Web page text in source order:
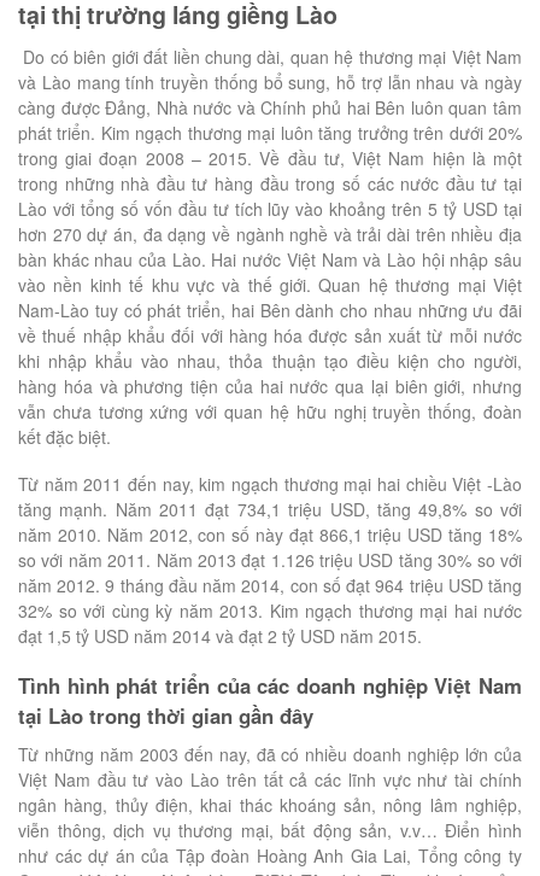
tại thị trường láng giềng Lào
Do có biên giới đất liền chung dài, quan hệ thương mại Việt Nam
và Lào mang tính truyền thống bổ sung, hỗ trợ lẫn nhau và ngày
càng được Đảng, Nhà nước và Chính phủ hai Bên luôn quan tâm
phát triển. Kim ngạch thương mại luôn tăng trưởng trên dưới 20%
trong giai đoạn 2008 – 2015. Về đầu tư, Việt Nam hiện là một
trong những nhà đầu tư hàng đầu trong số các nước đầu tư tại
Lào với tổng số vốn đầu tư tích lũy vào khoảng trên 5 tỷ USD tại
hơn 270 dự án, đa dạng về ngành nghề và trải dài trên nhiều địa
bàn khác nhau của Lào. Hai nước Việt Nam và Lào hội nhập sâu
vào nền kinh tế khu vực và thế giới. Quan hệ thương mại Việt
Nam-Lào tuy có phát triển, hai Bên dành cho nhau những ưu đãi
về thuế nhập khẩu đối với hàng hóa được sản xuất từ mỗi nước
khi nhập khẩu vào nhau, thỏa thuận tạo điều kiện cho người,
hàng hóa và phương tiện của hai nước qua lại biên giới, nhưng
vẫn chưa tương xứng với quan hệ hữu nghị truyền thống, đoàn
kết đặc biệt.
Từ năm 2011 đến nay, kim ngạch thương mại hai chiều Việt -Lào
tăng mạnh. Năm 2011 đạt 734,1 triệu USD, tăng 49,8% so với
năm 2010. Năm 2012, con số này đạt 866,1 triệu USD tăng 18%
so với năm 2011. Năm 2013 đạt 1.126 triệu USD tăng 30% so với
năm 2012. 9 tháng đầu năm 2014, con số đạt 964 triệu USD tăng
32% so với cùng kỳ năm 2013. Kim ngạch thương mại hai nước
đạt 1,5 tỷ USD năm 2014 và đạt 2 tỷ USD năm 2015.
Tình hình phát triển của các doanh nghiệp Việt Nam
tại Lào trong thời gian gần đây
Từ những năm 2003 đến nay, đã có nhiều doanh nghiệp lớn của
Việt Nam đầu tư vào Lào trên tất cả các lĩnh vực như tài chính
ngân hàng, thủy điện, khai thác khoáng sản, nông lâm nghiệp,
viễn thông, dịch vụ thương mại, bất động sản, v.v… Điển hình
như các dự án của Tập đoàn Hoàng Anh Gia Lai, Tổng công ty